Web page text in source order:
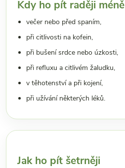
Kdy ho pít raději méně
večer nebo před spaním,
při citlivosti na kofein,
při bušení srdce nebo úzkosti,
při refluxu a citlivém žaludku,
v těhotenství a při kojení,
při užívání některých léků.
Jak ho pít šetrněji